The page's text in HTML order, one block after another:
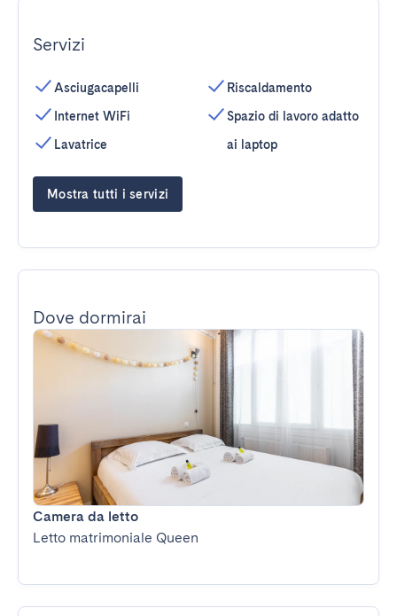
Servizi
Asciugacapelli
Internet WiFi
Lavatrice
Riscaldamento
Spazio di lavoro adatto
ai laptop
Mostra tutti i servizi
Dove dormirai
Camera da letto
Letto matrimoniale Queen